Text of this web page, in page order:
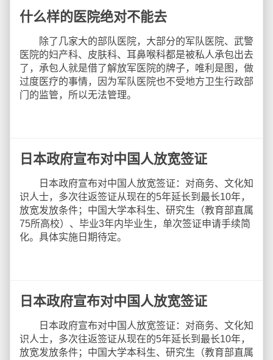
什么样的医院绝对不能去
除了几家大的部队医院，大部分的军队医院、武警
医院的妇产科、皮肤科、耳鼻喉科都是被私人承包出去
了，承包人就是借了解放军医院的牌子，唯利是图，做
过度医疗的事情，因为军队医院也不受地方卫生行政部
门的监管，所以无法管理。
日本政府宣布对中国人放宽签证
日本政府宣布对中国人放宽签证：对商务、文化知
识人士，多次往返签证从现在的5年延长到最长10年，
放宽发放条件；中国大学本科生、研究生（教育部直属
75所高校）、毕业3年内毕业生，单次签证申请手续简
化。具体实施日期待定。
日本政府宣布对中国人放宽签证
日本政府宣布对中国人放宽签证：对商务、文化知
识人士，多次往返签证从现在的5年延长到最长10年，
放宽发放条件；中国大学本科生、研究生（教育部直属